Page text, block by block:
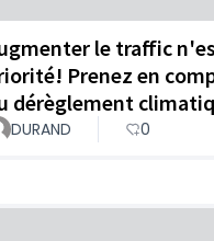
le traffic
Prenez en
dérèglement
DURAND 0